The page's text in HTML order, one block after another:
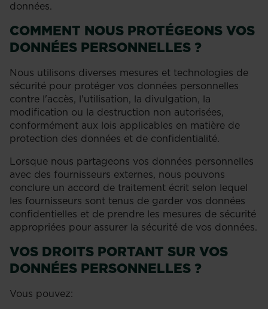
données.
COMMENT NOUS PROTÉGEONS VOS
DONNÉES PERSONNELLES ?
Nous utilisons diverses mesures et technologies de
sécurité pour protéger vos données personnelles
contre l'accès, l'utilisation, la divulgation, la
modification ou la destruction non autorisées,
conformément aux lois applicables en matière de
protection des données et de confidentialité.
Lorsque nous partageons vos données personnelles
avec des fournisseurs externes, nous pouvons
conclure un accord de traitement écrit selon lequel
les fournisseurs sont tenus de garder vos données
confidentielles et de prendre les mesures de sécurité
appropriées pour assurer la sécurité de vos données.
VOS DROITS PORTANT SUR VOS
DONNÉES PERSONNELLES ?
Vous pouvez: